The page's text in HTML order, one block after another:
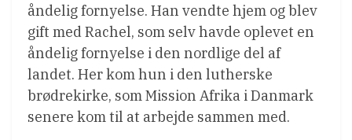
åndelig fornyelse. Han vendte hjem og blev
gift med Rachel, som selv havde oplevet en
åndelig fornyelse i den nordlige del af
landet. Her kom hun i den lutherske
brødrekirke, som Mission Afrika i Danmark
senere kom til at arbejde sammen med.